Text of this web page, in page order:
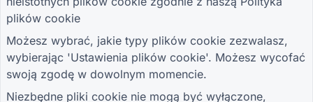
DOŁĄCZ DO SPOŁECZNOŚCI
plików cookie
Możesz wybrać, jakie typy plików cookie zezwalasz,
wybierając 'Ustawienia plików cookie'. Możesz wycofać
swoją zgodę w dowolnym momencie.
Niezbędne pliki cookie nie mogą być wyłączone,